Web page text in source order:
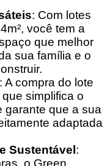
: Com lotes
você tem a
que melhor
sua família e o
: A compra do lote
simplifica o
garante que a sua
adaptada
Sustentável:
o Green